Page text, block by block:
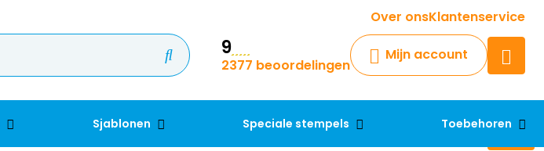
Over onsKlantenservice
9
2377 beoordelingen
Mijn account
Sjablonen Speciale stempels Toebehoren
Krijg een antwoord op uw vraag
Chatbot
Chat 24/7 met onze chatbot
Contact